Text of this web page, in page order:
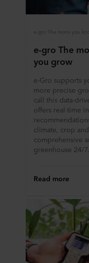
e-gro The more you
e-gro The
you grow
e-Gro supports
more precise
call this data-
offers real-time
climate, crop
comprehensive
greenhouse 24/7.
Read more